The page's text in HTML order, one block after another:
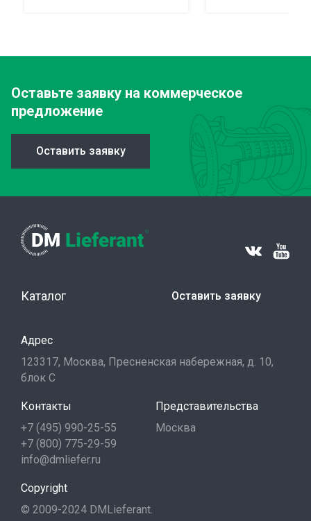
Оставьте заявку на коммерческое
предложение
Оставить заявку
Каталог Оставить заявку
Адрес
123317, Москва, Пресненская набережная, д. 10,
блок С
Контакты
+7 (495) 990-25-55
+7 (800) 775-29-59
info@dmliefer.ru
Представительства
Москва
Copyright
© 2009-2024 DMLieferant.